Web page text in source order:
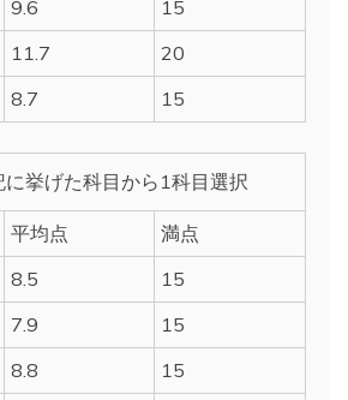
9.6
15
11.7
20
8.7 15
挙げた科目から1科目選択
平均点
満点
8.5
15
7.9
15
8.8
15